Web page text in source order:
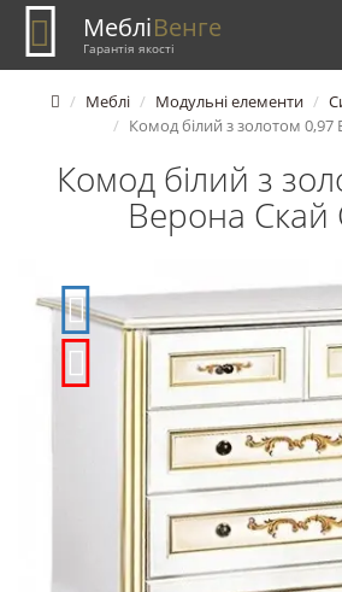
МебліВенге
Гарантія якості
Меблі Модульні елементи
Комод білий з золотом 0,97
Комод білий з
Верона Скай